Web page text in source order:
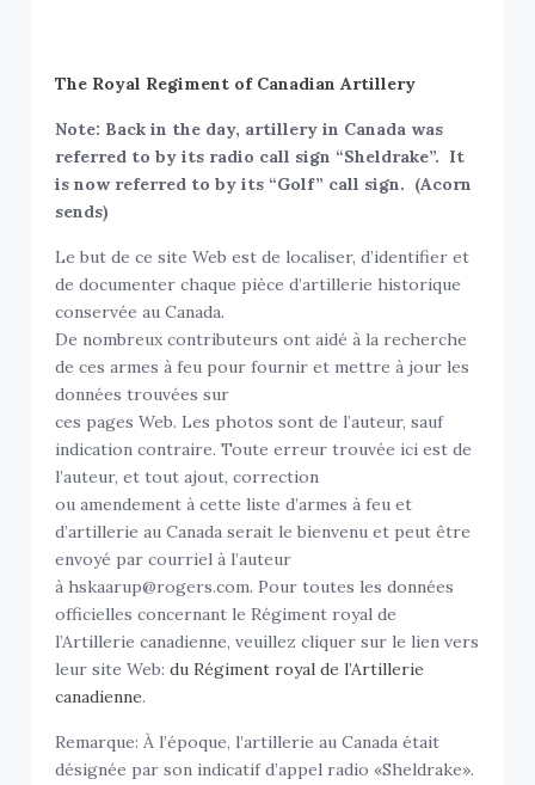
The Royal Regiment of Canadian Artillery
Note: Back in the day, artillery in Canada was
referred to by its radio call sign “Sheldrake”. It
is now referred to by its “Golf” call sign. (Acorn
sends)
Le but de ce site Web est de localiser, d’identifier et
de documenter chaque pièce d’artillerie historique
conservée au Canada.
De nombreux contributeurs ont aidé à la recherche
de ces armes à feu pour fournir et mettre à jour les
données trouvées sur
ces pages Web. Les photos sont de l’auteur, sauf
indication contraire. Toute erreur trouvée ici est de
l’auteur, et tout ajout, correction
ou amendement à cette liste d’armes à feu et
d’artillerie au Canada serait le bienvenu et peut être
envoyé par courriel à l’auteur
à hskaarup@rogers.com. Pour toutes les données
officielles concernant le Régiment royal de
l’Artillerie canadienne, veuillez cliquer sur le lien vers
leur site Web:du Régiment royal de l’Artillerie
canadienne.
Remarque: À l’époque, l’artillerie au Canada était
désignée par son indicatif d’appel radio «Sheldrake».